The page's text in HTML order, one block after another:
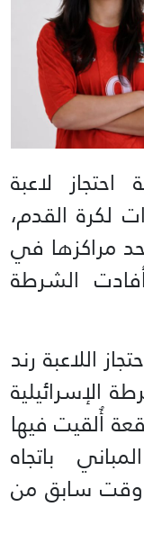
لاعبة
لكرة القدم،
مراكزها في
الشرطة
اللاعبة رند
الإسرائيلية
أُلقيت فيها
باتجاه
سابق من